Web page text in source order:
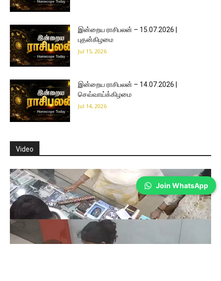
இன்றைய ராசிபலன் – 15.07.2026 |
புதன்கிழமை
Jul 15, 2026
இன்றைய ராசிபலன் – 14.07.2026 |
செவ்வாய்க்கிழமை
Jul 14, 2026
Coimbatore
Today Rasipalan | இன்றைய ராசிபலன் மற்றும்
Join WhatsApp